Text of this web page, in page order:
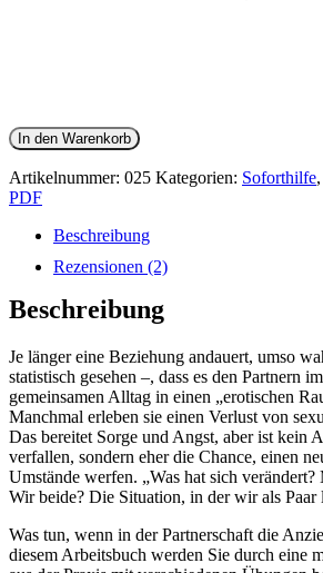
In den Warenkorb
Artikelnummer: 025 Kategorien: Soforthilfe,
PDF
Beschreibung
Rezensionen (2)
Beschreibung
Je länger eine Beziehung andauert, umso
statistisch gesehen –, dass es den Partnern
gemeinsamen Alltag in einen „erotischen
Manchmal erleben sie einen Verlust von
Das bereitet Sorge und Angst, aber ist kein
verfallen, sondern eher die Chance, einen
Umstände werfen. „Was hat sich
Wir beide? Die Situation, in der wir als Paar
Was tun, wenn in der Partnerschaft die
diesem Arbeitsbuch werden Sie durch eine